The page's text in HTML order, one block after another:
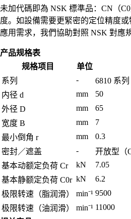
未加代碼即為 NSK 標準品：CN（
度。如設備需要更緊密的定位精度
應用需求，我們協助對照 NSK 對應
产品规格表
规格项目
单位
系列
-
6810 系
内径 d
mm
50
外径 D
mm
65
宽度 B
mm
7
最小倒角 r
mm
0.3
密封／遮盖
-
开放型（
基本动额定负荷 Cr
kN
7.05
基本静额定负荷 C0r kN
6.2
极限转速（脂润滑）
min⁻¹ 9500
极限转速（油润滑）
min⁻¹ 11000